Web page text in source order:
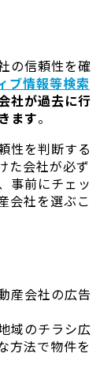
の信頼性を確
ブ情報等検索
社が過去に行
ます。
性を判断する
た会社が必ず
事前にチェッ
会社を選ぶこ
産会社の広告
域のチラシ広
方法で物件を